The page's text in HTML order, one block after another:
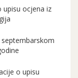
upisu ocjena iz
o upisu